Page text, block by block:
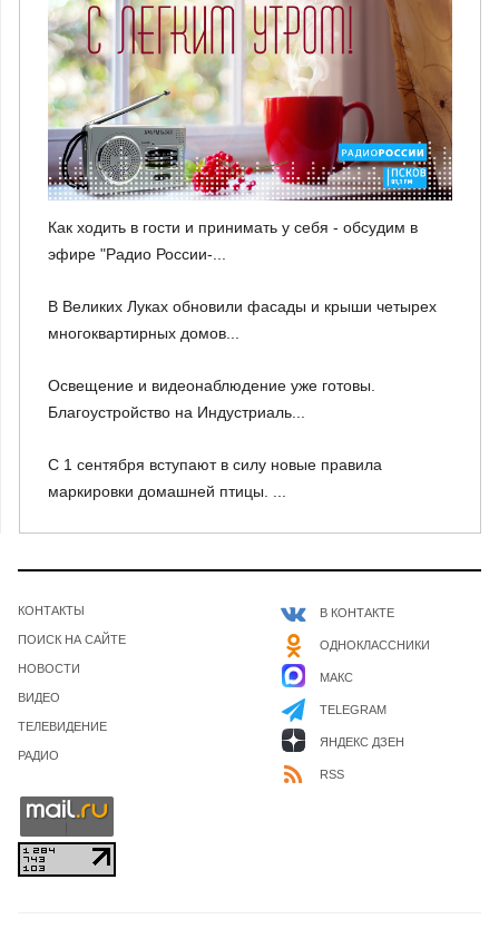
Как ходить в гости и принимать у себя - обсудим в
эфире "Радио России-...
В Великих Луках обновили фасады и крыши четырех
многоквартирных домов...
Освещение и видеонаблюдение уже готовы.
Благоустройство на Индустриаль...
С 1 сентября вступают в силу новые правила
маркировки домашней птицы. ...
КОНТАКТЫ
ПОИСК НА САЙТЕ
НОВОСТИ
ВИДЕО
ТЕЛЕВИДЕНИЕ
РАДИО
В КОНТАКТЕ
ОДНОКЛАССНИКИ
МАКС
TELEGRAM
ЯНДЕКС ДЗЕН
RSS